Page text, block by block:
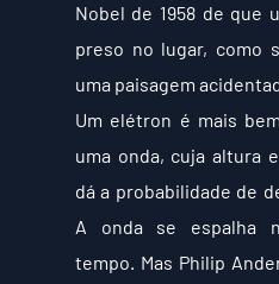
Nobel de 1958 de que
preso no lugar, como
uma paisagem
Um elétron é mais
uma onda, cuja altura
dá a probabilidade de
A onda se espalha
tempo. Mas Philip